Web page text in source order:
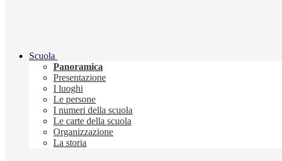
Scuola
Panoramica
Presentazione
I luoghi
Le persone
I numeri della scuola
Le carte della scuola
Organizzazione
La storia